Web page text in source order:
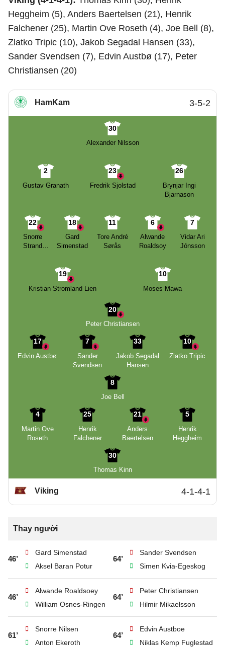
Heggheim (5), Anders Baertelsen (21), Henrik
Falchener (25), Martin Ove Roseth (4), Joe Bell (8),
Zlatko Tripic (10), Jakob Segadal Hansen (33),
Sander Svendsen (7), Edvin Austbø (17), Peter
Christiansen (20)
HamKam 3-5-2
30
Alexander Nilsson
2
Gustav Granath
23
Fredrik Sjolstad
26
Brynjar Ingi
Bjarnason
22
Snorre
Strand
18
Gard
Simenstad
11
Tore André
Sørås
6
Alwande
Roaldsoy
7
Vidar Ari
Jónsson
19
Kristian Stromland Lien
10
Moses Mawa
20
Peter Christiansen
17
Edvin Austbø
7
Sander
Svendsen
33
Jakob Segadal
Hansen
10
Zlatko Tripic
8
Joe Bell
4
Martin Ove
Roseth
25
Henrik
Falchener
21
Anders
Baertelsen
5
Henrik
Heggheim
30
Thomas Kinn
Viking 4-1-4-1
Thay người
46’
Gard Simenstad
Aksel Baran Potur
64’
Sander Svendsen
Simen Kvia-Egeskog
46’
Alwande Roaldsoey
William Osnes-Ringen
64’
Peter Christiansen
Hilmir Mikaelsson
61’
Snorre Nilsen
Anton Ekeroth
64’
Edvin Austboe
Niklas Kemp Fuglestad